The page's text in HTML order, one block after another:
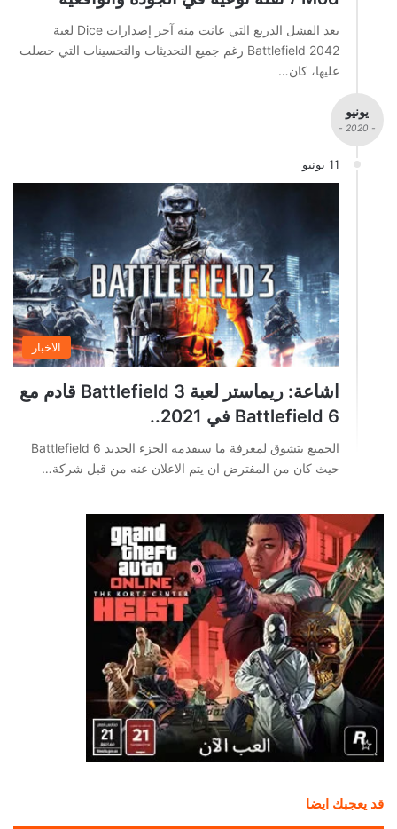
بعد الفشل الذريع التي عانت منه آخر إصدارات Dice لعبة
Battlefield 2042 رغم جميع التحديثات والتحسينات التي حصلت
عليها، كان…
يونيو
- 2020 -
11 يونيو
الاخبار
اشاعة: ريماستر لعبة Battlefield 3 قادم مع
Battlefield 6 في 2021..
الجميع يتشوق لمعرفة ما سيقدمه الجزء الجديد Battlefield 6
حيث كان من المفترض ان يتم الاعلان عنه من قبل شركة…
قد يعجبك ايضا